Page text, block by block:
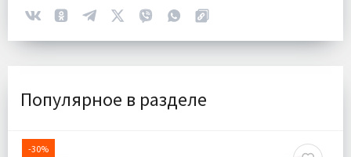
Популярное в разделе
-30%